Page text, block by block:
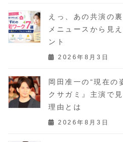
えっ、あの共演の
メニュースから見
ント
2026年8月3日
岡田准一の“現在
クサガミ』主演で
理由とは
2026年8月3日